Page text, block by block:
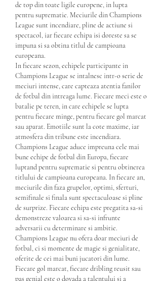
de top din toate ligile europene, in lupta
pentru suprematie. Meciurile din Champions
League sunt incendiare, pline de actiune si
spectacol, iar fiecare echipa isi doreste sa se
impuna si sa obtina titlul de campioana
europeana.
In fiecare sezon, echipele participante in
Champions League se intalnesc intr-o serie de
meciuri intense, care capteaza atentia fanilor
de fotbal din intreaga lume. Fiecare meci este o
batalie pe teren, in care echipele se lupta
pentru fiecare minge, pentru fiecare gol marcat
sau aparat. Emotiile sunt la cote maxime, iar
atmosfera din tribune este incendiara.
Champions League aduce impreuna cele mai
bune echipe de fotbal din Europa, fiecare
luptand pentru suprematie si pentru obtinerea
titlului de campioana europeana. In fiecare an,
meciurile din faza grupelor, optimi, sferturi,
semifinale si finala sunt spectaculoase si pline
de surprize. Fiecare echipa este pregatita sa-si
demonstreze valoarea si sa-si infrunte
adversarii cu determinare si ambitie.
Champions League nu ofera doar meciuri de
fotbal, ci si momente de magie si genialitate,
oferite de cei mai buni jucatori din lume.
Fiecare gol marcat, fiecare dribling reusit sau
pas genial este o dovada a talentului si a